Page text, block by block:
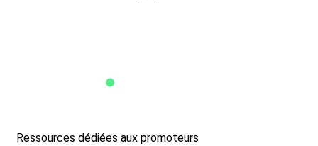
Ressources dédiées aux promoteurs